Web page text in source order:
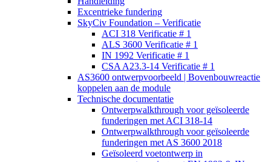
Excentrieke fundering
SkyCiv Foundation – Verificatie
ACI 318 Verificatie # 1
ALS 3600 Verificatie # 1
IN 1992 Verificatie # 1
CSA A23.3-14 Verificatie # 1
AS3600 ontwerpvoorbeeld | Bovenbouwreactie
koppelen aan de module
Technische documentatie
Ontwerpwalkthrough voor geïsoleerde
funderingen met ACI 318-14
Ontwerpwalkthrough voor geïsoleerde
funderingen met AS 3600 2018
Geïsoleerd voetontwerp in